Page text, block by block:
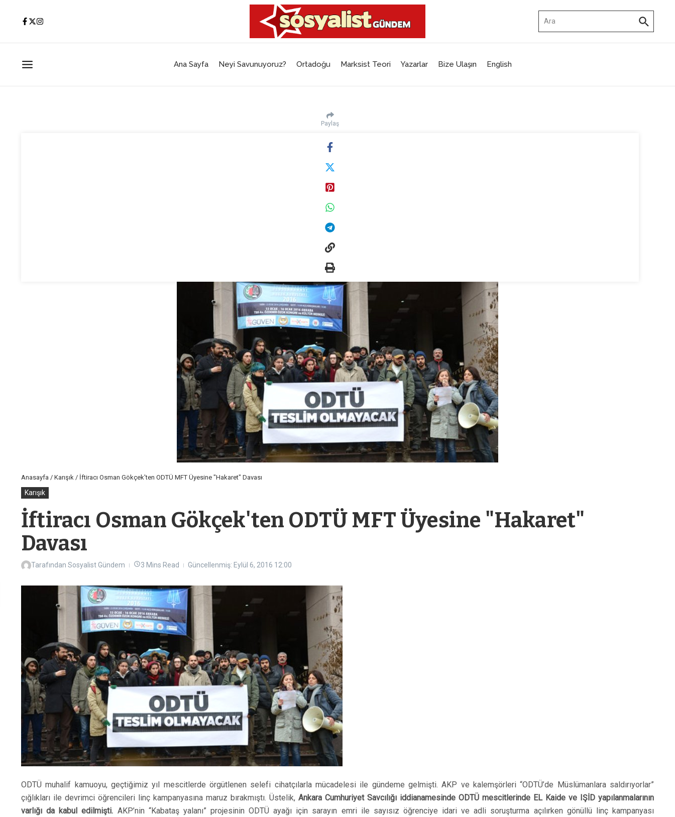
Ana Sayfa Neyi Savunuyoruz? Ortadoğu Marksist Teori Yazarlar Bize Ulaşın English
Paylaş
Anasayfa / Karışık / İftiracı Osman Gökçek'ten ODTÜ MFT Üyesine "Hakaret" Davası
Karışık
İftiracı Osman Gökçek'ten ODTÜ MFT Üyesine "Hakaret"
Davası
Tarafından Sosyalist Gündem 3 Mins Read Güncellenmiş: Eylül 6, 2016 12:00
ODTÜ muhalif kamuoyu, geçtiğimiz yıl mescitlerde örgütlenen selefi cihatçılarla mücadelesi ile gündeme gelmişti. AKP ve kalemşörleri “ODTÜ’de Müslümanlara saldırıyorlar”
çığlıkları ile devrimci öğrencileri linç kampanyasına maruz bırakmıştı. Üstelik, Ankara Cumhuriyet Savcılığı iddianamesinde ODTÜ mescitlerinde EL Kaide ve IŞİD yapılanmalarının
varlığı da kabul edilmişti. AKP’nin “Kabataş yalanı” projesinin ODTÜ ayağı için sarayın emri ile sayısız öğrenciye idari ve adli soruşturma açılırken gönüllü linç kampanyası